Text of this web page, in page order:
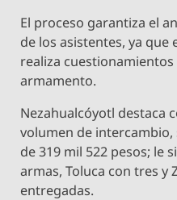
El proceso garantiza el
de los asistentes, ya
realiza
armamento.
Nezahualcóyotl destaca
volumen de
de 319 mil 522 pesos; le
armas, Toluca con tres y
entregadas.